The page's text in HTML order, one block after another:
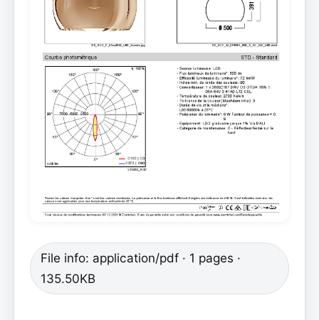
File info: application/pdf · 1 pages ·
135.50KB